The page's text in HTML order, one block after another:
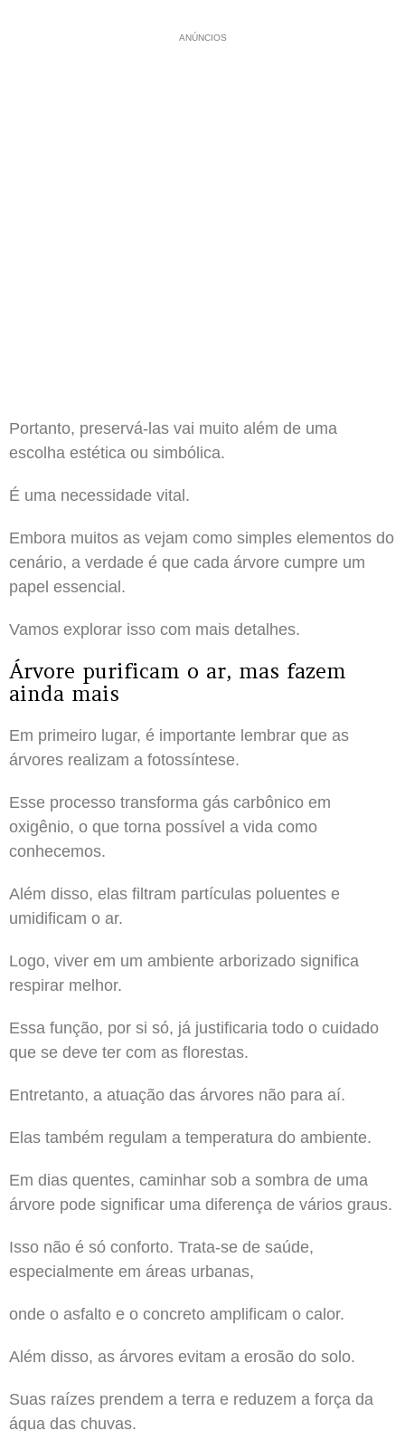
ANÚNCIOS
Portanto, preservá-las vai muito além de uma
escolha estética ou simbólica.
É uma necessidade vital.
Embora muitos as vejam como simples elementos do
cenário, a verdade é que cada árvore cumpre um
papel essencial.
Vamos explorar isso com mais detalhes.
Árvore purificam o ar, mas fazem
ainda mais
Em primeiro lugar, é importante lembrar que as
árvores realizam a fotossíntese.
Esse processo transforma gás carbônico em
oxigênio, o que torna possível a vida como
conhecemos.
Além disso, elas filtram partículas poluentes e
umidificam o ar.
Logo, viver em um ambiente arborizado significa
respirar melhor.
Essa função, por si só, já justificaria todo o cuidado
que se deve ter com as florestas.
Entretanto, a atuação das árvores não para aí.
Elas também regulam a temperatura do ambiente.
Em dias quentes, caminhar sob a sombra de uma
árvore pode significar uma diferença de vários graus.
Isso não é só conforto. Trata-se de saúde,
especialmente em áreas urbanas,
onde o asfalto e o concreto amplificam o calor.
Além disso, as árvores evitam a erosão do solo.
Suas raízes prendem a terra e reduzem a força da
água das chuvas.